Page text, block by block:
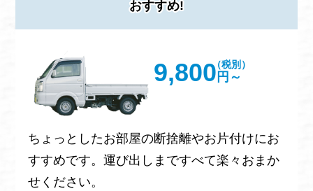
おすすめ!
9,800 円～
（税別）
ちょっとしたお部屋の断捨離やお片付けにお
すすめです。運び出しまですべて楽々おまか
せください。